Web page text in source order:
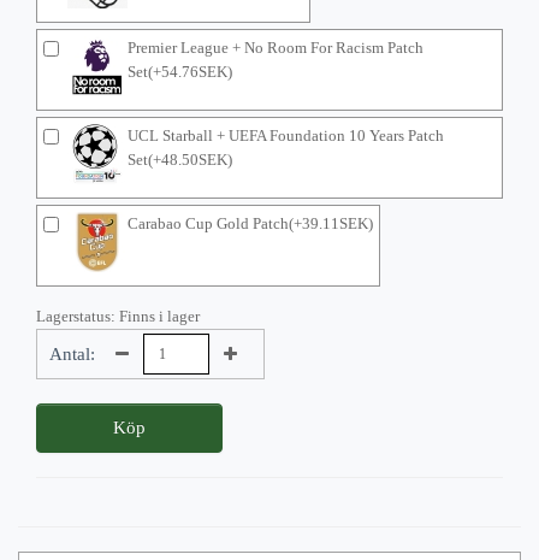
Premier League + No Room For Racism Patch
Set(+54.76SEK)
UCL Starball + UEFA Foundation 10 Years Patch
Set(+48.50SEK)
Carabao Cup Gold Patch(+39.11SEK)
Lagerstatus: Finns i lager
Antal:
Köp